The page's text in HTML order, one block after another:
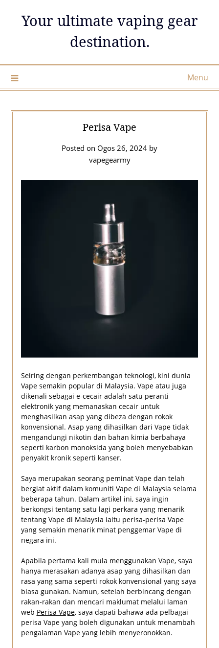
Your ultimate vaping gear
destination.
Menu
Perisa Vape
Posted on Ogos 26, 2024 by
vapegearmy
Seiring dengan perkembangan teknologi, kini dunia
Vape semakin popular di Malaysia. Vape atau juga
dikenali sebagai e-cecair adalah satu peranti
elektronik yang memanaskan cecair untuk
menghasilkan asap yang dibeza dengan rokok
konvensional. Asap yang dihasilkan dari Vape tidak
mengandungi nikotin dan bahan kimia berbahaya
seperti karbon monoksida yang boleh menyebabkan
penyakit kronik seperti kanser.
Saya merupakan seorang peminat Vape dan telah
bergiat aktif dalam komuniti Vape di Malaysia selama
beberapa tahun. Dalam artikel ini, saya ingin
berkongsi tentang satu lagi perkara yang menarik
tentang Vape di Malaysia iaitu perisa-perisa Vape
yang semakin menarik minat penggemar Vape di
negara ini.
Apabila pertama kali mula menggunakan Vape, saya
hanya merasakan adanya asap yang dihasilkan dan
rasa yang sama seperti rokok konvensional yang saya
biasa gunakan. Namun, setelah berbincang dengan
rakan-rakan dan mencari maklumat melalui laman
web Perisa Vape, saya dapati bahawa ada pelbagai
perisa Vape yang boleh digunakan untuk menambah
pengalaman Vape yang lebih menyeronokkan.